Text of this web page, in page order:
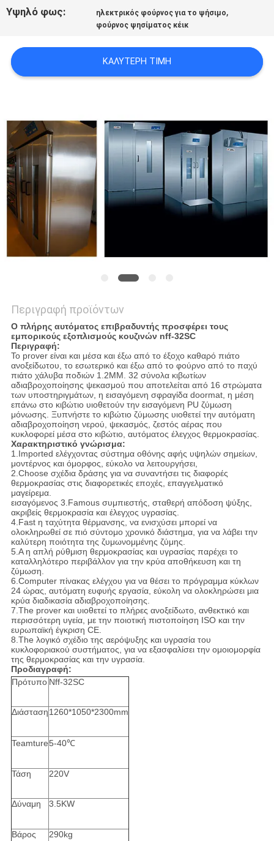
ΠΕΡΙΠΤΏΣΕΙΣ
VR
PRIVACY
POLICY
Υψηλό φως: ηλεκτρικός φούρνος για το ψήσιμο,
φούρνος ψησίματος κέικ
ΚΑΛΎΤΕΡΗ ΤΙΜΉ
Περιγραφή προϊόντων
Ο πλήρης αυτόματος επιβραδυντής προσφέρει τους
εμπορικούς εξοπλισμούς κουζινών nff-32SC
Περιγραφή:
Το prover είναι και μέσα και έξω από το έξοχο καθαρό πιάτο
ανοξείδωτου, το εσωτερικό και έξω από το φούρνο από το παχύ
πιάτο χάλυβα ποδιών 1.2MM. 32 σύνολα κιβωτίων
αδιαβροχοποίησης ψεκασμού που αποτελείται από 16 στρώματα
των υποστηριγμάτων, η εισαγόμενη σφραγίδα doormat, η μέση
επάνω στο κιβώτιο υιοθετούν την εισαγόμενη PU ζύμωση
μόνωσης. Ξυπνήστε το κιβώτιο ζύμωσης υιοθετεί την αυτόματη
αδιαβροχοποίηση νερού, ψεκασμός, ζεστός αέρας που
κυκλοφορεί μέσα στο κιβώτιο, αυτόματος έλεγχος θερμοκρασίας.
Χαρακτηριστικό γνώρισμα:
1.Imported ελέγχοντας σύστημα οθόνης αφής υψηλών σημείων,
μοντέρνος και όμορφος, εύκολο να λειτουργήσει,
2.Choose σχέδια δράσης για να συναντήσει τις διαφορές
θερμοκρασίας στις διαφορετικές εποχές, επαγγελματικό
μαγείρεμα.
εισαγόμενος 3.Famous συμπιεστής, σταθερή απόδοση ψύξης,
ακριβείς θερμοκρασία και έλεγχος υγρασίας.
4.Fast η ταχύτητα θέρμανσης, να ενισχύσει μπορεί να
ολοκληρωθεί σε πιό σύντομο χρονικό διάστημα, για να λάβει την
καλύτερη ποιότητα της ζυμωνομμένης ζύμης.
5.A η απλή ρύθμιση θερμοκρασίας και υγρασίας παρέχει το
καταλληλότερο περιβάλλον για την κρύα αποθήκευση και τη
ζύμωση.
6.Computer πίνακας ελέγχου για να θέσει το πρόγραμμα κύκλων
24 ώρας, αυτόματη ευφυής εργασία, εύκολη να ολοκληρώσει μια
κρύα διαδικασία αδιαβροχοποίησης.
7.The prover και υιοθετεί το πλήρες ανοξείδωτο, ανθεκτικό και
περισσότερη υγεία, με την ποιοτική πιστοποίηση ISO και την
ευρωπαϊκή έγκριση CE.
8.The λογικό σχέδιο της αερόψυξης και υγρασία του
κυκλοφοριακού συστήματος, για να εξασφαλίσει την ομοιομορφία
της θερμοκρασίας και την υγρασία.
Προδιαγραφή:
Πρότυπο Nff-32SC
Διάσταση1260*1050*2300mm
Teamture5-40℃
Τάση 220V
Δύναμη 3.5KW
Βάρος 290kg